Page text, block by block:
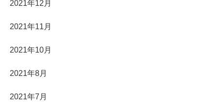
2021年12月
2021年11月
2021年10月
2021年8月
2021年7月